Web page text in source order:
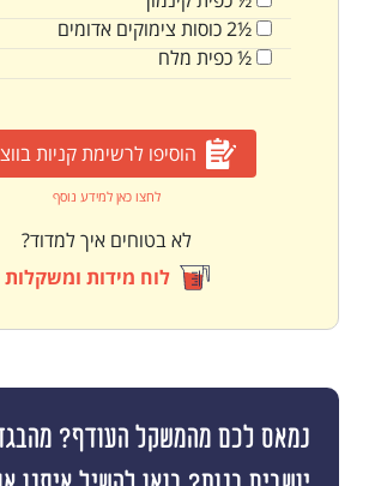
½2 כוסות צימוקים אדומים
½כפית מלח
הוסיפו לרשימת קניות
לחצו כאן למידע נוסף
לא בטוחים איך למדוד?
לוח מידות ומשקלות
נמאס לכם מהמשקל העודף?